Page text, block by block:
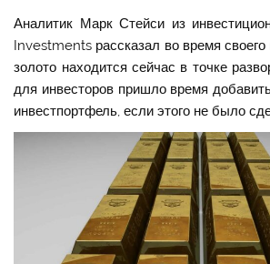
Аналитик Марк Стейси из
Investments рассказал во время своего
золото находится сейчас в точке
для инвесторов пришло время
инвестпортфель, если этого не было